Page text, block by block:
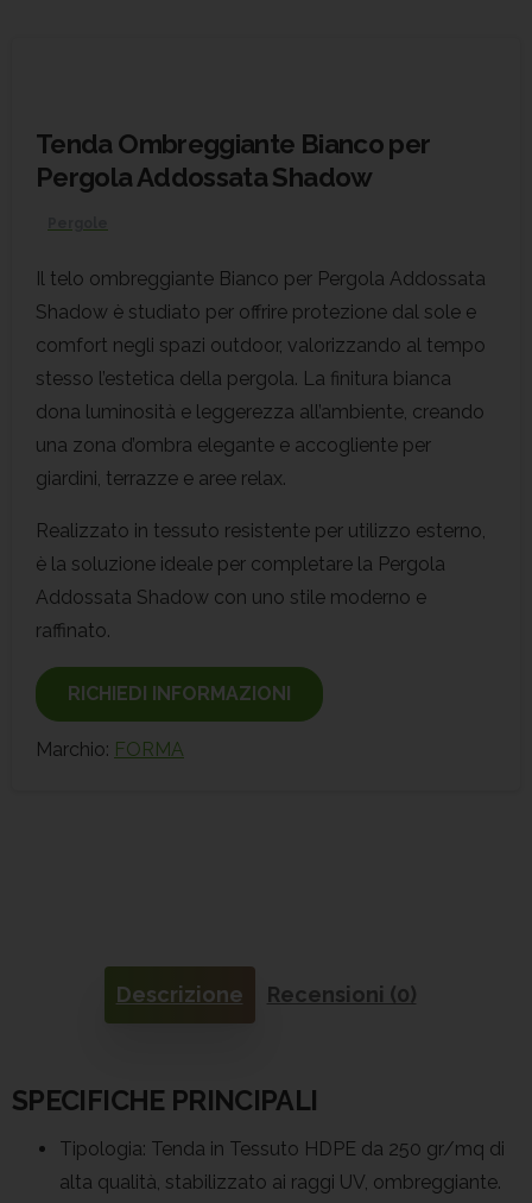
Tenda Ombreggiante Bianco per
Pergola Addossata Shadow
Il telo ombreggiante Bianco per Pergola Addossata
Shadow è studiato per offrire protezione dal sole e
comfort negli spazi outdoor, valorizzando al tempo
stesso l’estetica della pergola. La finitura bianca
dona luminosità e leggerezza all’ambiente, creando
una zona d’ombra elegante e accogliente per
giardini, terrazze e aree relax.
Realizzato in tessuto resistente per utilizzo esterno,
è la soluzione ideale per completare la Pergola
Addossata Shadow con uno stile moderno e
raffinato.
RICHIEDI INFORMAZIONI
Marchio: FORMA
Descrizione Recensioni (0)
SPECIFICHE PRINCIPALI
Tipologia: Tenda in Tessuto HDPE da 250 gr/mq di
alta qualità, stabilizzato ai raggi UV, ombreggiante.